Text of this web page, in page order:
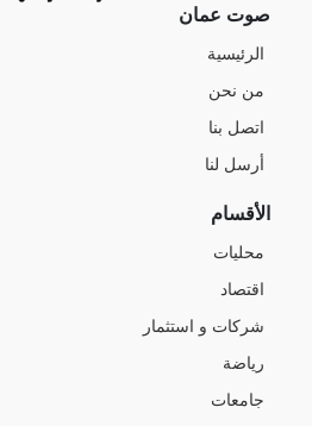
صوت عمان
الرئيسية
من نحن
اتصل بنا
أرسل لنا
الأقسام
محليات
اقتصاد
شركات و استثمار
رياضة
جامعات